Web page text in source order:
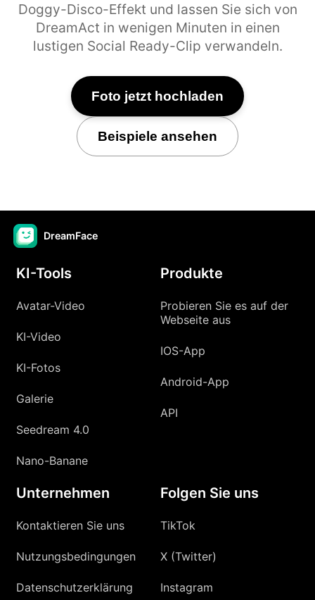
Doggy-Disco-Effekt und lassen Sie sich von
DreamAct in wenigen Minuten in einen
lustigen Social Ready-Clip verwandeln.
Foto jetzt hochladen
Beispiele ansehen
DreamFace
KI-Tools
Avatar-Video
KI-Video
KI-Fotos
Galerie
Seedream 4.0
Nano-Banane
Produkte
Probieren Sie es auf der
Webseite aus
IOS-App
Android-App
API
Unternehmen
Kontaktieren Sie uns
Nutzungsbedingungen
Datenschutzerklärung
Folgen Sie uns
TikTok
X (Twitter)
Instagram